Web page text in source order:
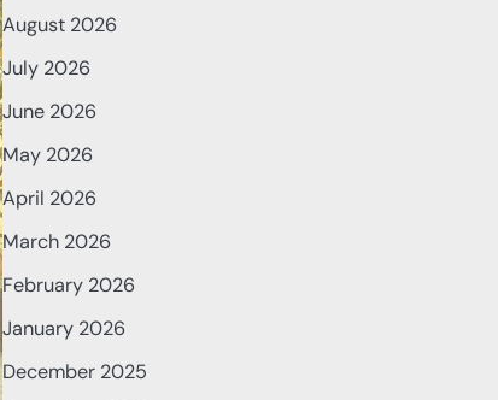
August 2026
July 2026
June 2026
May 2026
April 2026
March 2026
February 2026
January 2026
December 2025